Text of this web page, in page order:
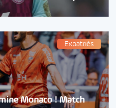
Expatriés
Monaco ! Match